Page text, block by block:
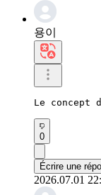
용이
Le concept
0
Écrire une
2026.07.01